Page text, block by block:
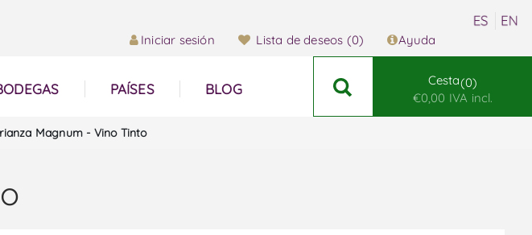
Iniciar sesión Lista de deseos (0) Ayuda
PAÍSES BLOG
Cesta 0
€0,00 IVA incl.
Magnum - Vino Tinto